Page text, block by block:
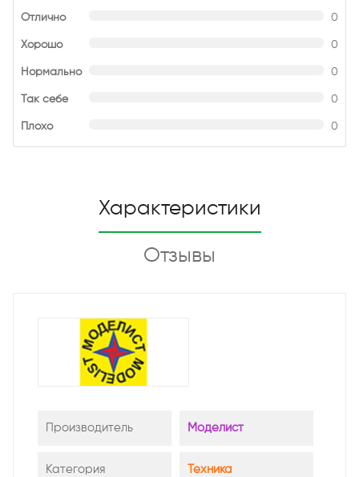
Отлично 0
Хорошо 0
Нормально 0
Так себе 0
Плохо 0
Характеристики
Отзывы
Производитель Моделист
Категория Техника